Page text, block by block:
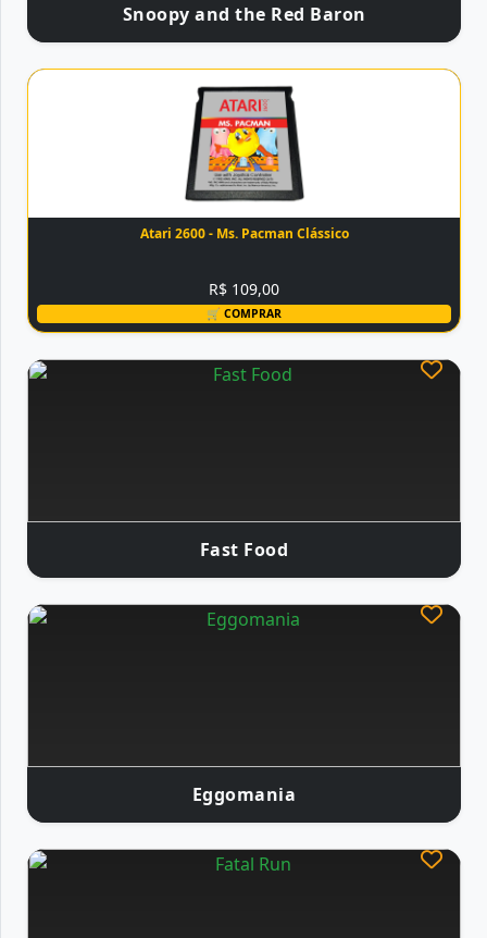
Snoopy and the Red Baron
Atari 2600 - Ms. Pacman Clássico
R$ 109,00
🛒 COMPRAR
Fast Food
Eggomania